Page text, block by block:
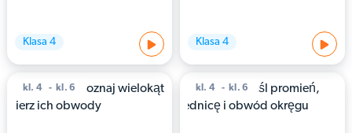
Klasa 4 Klasa 4
kl. 4 kl. 6 kl. 4 kl. 6